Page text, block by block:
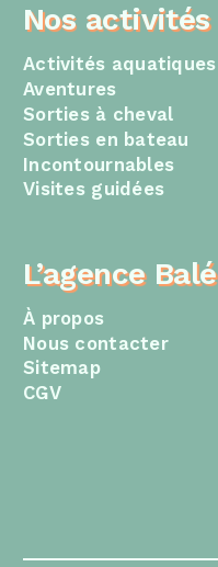
Nos activités
Activités aquatiques
Aventures
Sorties à cheval
Sorties en bateau
Incontournables
Visites guidées
L’agence Balé
À propos
Nous contacter
Sitemap
CGV